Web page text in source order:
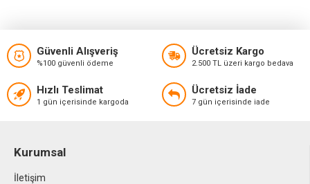
Güvenli Alışveriş
%100 güvenli ödeme
Ücretsiz Kargo
2.500 TL üzeri kargo bedava
Hızlı Teslimat
1 gün içerisinde kargoda
Ücretsiz İade
7 gün içerisinde iade
Kurumsal
İletişim